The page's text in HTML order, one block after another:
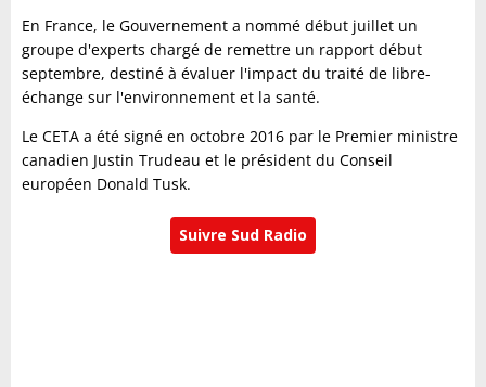
En France, le Gouvernement a nommé début juillet un
groupe d'experts chargé de remettre un rapport début
septembre, destiné à évaluer l'impact du traité de libre-
échange sur l'environnement et la santé.
Le CETA a été signé en octobre 2016 par le Premier ministre
canadien Justin Trudeau et le président du Conseil
européen Donald Tusk.
Suivre Sud Radio